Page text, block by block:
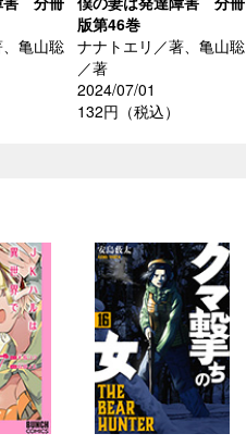
亀山聡
版第46巻
ナナトエリ／著、亀山聡
／著
2024/07/01
132円（税込）